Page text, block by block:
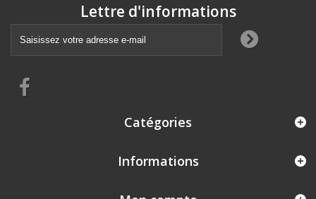
Lettre d'informations
Catégories
Informations